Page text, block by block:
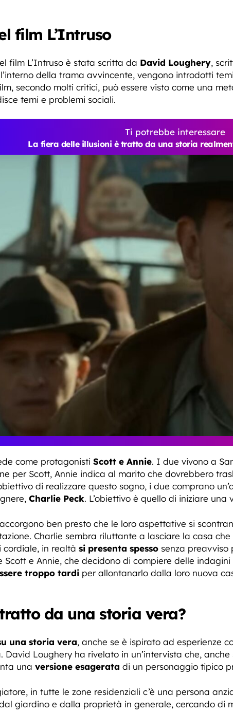
film L’Intruso
film L’Intruso è stata scritta da David Loughery,
della trama avvincente, vengono introdotti
secondo molti critici, può essere visto come una
temi e problemi sociali.
Ti potrebbe interessare
La fiera delle illusioni è tratto da una storia
come protagonisti Scott e Annie. I due vivono a
per Scott, Annie indica al marito che dovrebbero
di realizzare questo sogno, i due comprano
Charlie Peck. L’obiettivo è quello di iniziare una
ben presto che le loro aspettative si
Charlie sembra riluttante a lasciare la casa
cordiale, in realtà si presenta spesso senza
Scott e Annie, che decidono di compiere delle
troppo tardi per allontanarlo dalla loro nuova
da una storia vera?
una storia vera, anche se è ispirato ad esperienze
David Loughery ha rivelato in un’intervista che,
una versione esagerata di un personaggio tipico
in tutte le zone residenziali c’è una persona
giardino e dalla proprietà in generale, cercando di